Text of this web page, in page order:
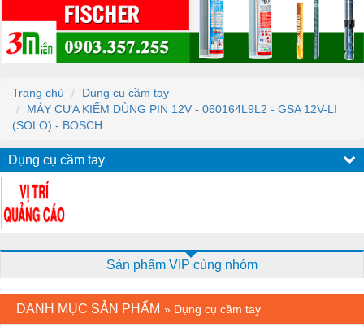
Trang chủ
Dụng cụ cầm tay
MÁY CƯA KIẾM DÙNG PIN 12V - 060164L9L2 - GSA 12V-LI
(SOLO) - BOSCH
Dụng cụ cầm tay
Sản phẩm VIP cùng nhóm
DANH MỤC SẢN PHẨM » Dụng cụ cầm tay